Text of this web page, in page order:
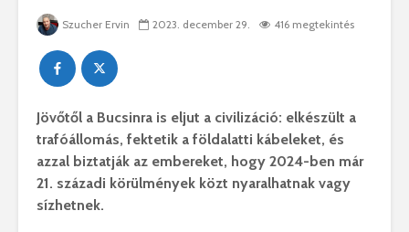
Szucher Ervin 2023. december 29. 416 megtekintés
Jövőtől a Bucsinra is eljut a civilizáció: elkészült a
trafóállomás, fektetik a földalatti kábeleket, és
azzal biztatják az embereket, hogy 2024-ben már
21. századi körülmények közt nyaralhatnak vagy
sízhetnek.